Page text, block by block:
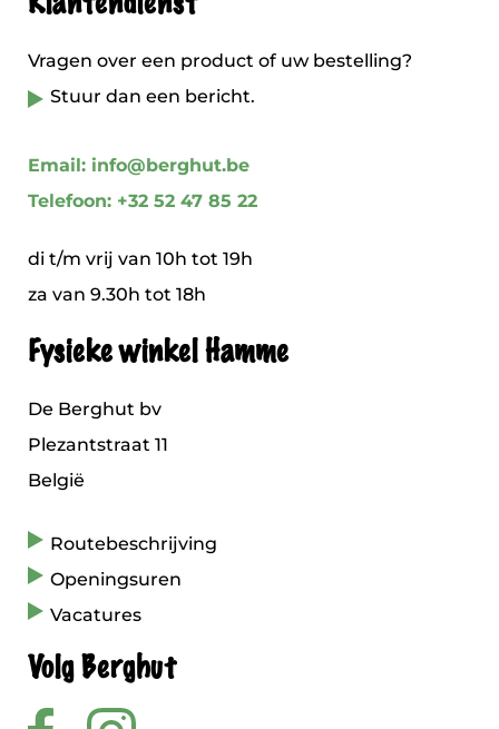
Vragen over een product of uw bestelling?
Stuur dan een bericht.
Email: info@berghut.be
Telefoon: +32 52 47 85 22
di t/m vrij van 10h tot 19h
za van 9.30h tot 18h
Fysieke winkel Hamme
De Berghut bv
Plezantstraat 11
België
Routebeschrijving
Openingsuren
Vacatures
Volg Berghut